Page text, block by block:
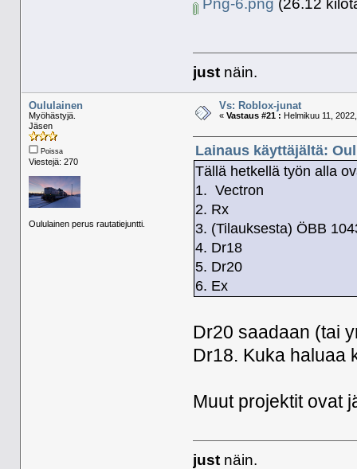
Png-6.png (26.12
just näin.
Oululainen
Myöhästyjä.
Jäsen
Poissa
Viestejä: 270
Oululainen perus rautatiejuntti.
Vs: Roblox-junat
« Vastaus #21 : Helmikuu 11,
Lainaus käyttäjältä:
Tällä hetkellä työn alla
1. Vectron
2. Rx
3. (Tilauksesta) ÖBB
4. Dr18
5. Dr20
6. Ex
Dr20 saadaan (tai
Dr18. Kuka haluaa
Muut projektit ovat
just näin.